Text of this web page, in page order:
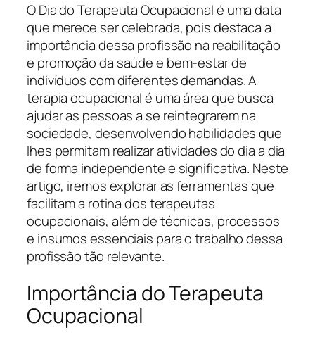
O Dia do Terapeuta Ocupacional é uma data
que merece ser celebrada, pois destaca a
importância dessa profissão na reabilitação
e promoção da saúde e bem-estar de
indivíduos com diferentes demandas. A
terapia ocupacional é uma área que busca
ajudar as pessoas a se reintegrarem na
sociedade, desenvolvendo habilidades que
lhes permitam realizar atividades do dia a dia
de forma independente e significativa. Neste
artigo, iremos explorar as ferramentas que
facilitam a rotina dos terapeutas
ocupacionais, além de técnicas, processos
e insumos essenciais para o trabalho dessa
profissão tão relevante.
Importância do Terapeuta
Ocupacional